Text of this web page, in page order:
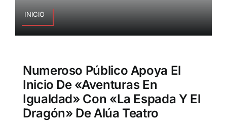
INICIO
Numeroso Público Apoya El
Inicio De «Aventuras En
Igualdad» Con «La Espada Y El
Dragón» De Alúa Teatro